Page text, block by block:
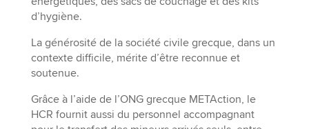
d’hygiène.
La générosité de la société civile grecque, dans un
contexte difficile, mérite d’être reconnue et
soutenue.
Grâce à l’aide de l’ONG grecque METAction, le
HCR fournit aussi du personnel accompagnant